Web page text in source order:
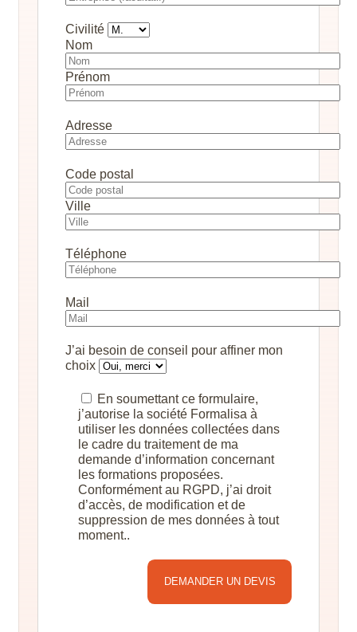
Civilité
Nom
Prénom
Adresse
Code postal
Ville
Téléphone
Mail
J’ai besoin de conseil pour affiner mon
choix
En soumettant ce formulaire,
j’autorise la société Formalisa à
utiliser les données collectées dans
le cadre du traitement de ma
demande d’information concernant
les formations proposées.
Conformément au RGPD, j’ai droit
d’accès, de modification et de
suppression de mes données à tout
moment..